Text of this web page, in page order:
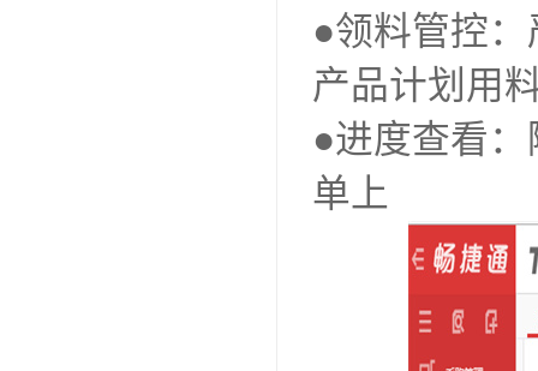
●领料管控
产品计划用
●进度查看
单上